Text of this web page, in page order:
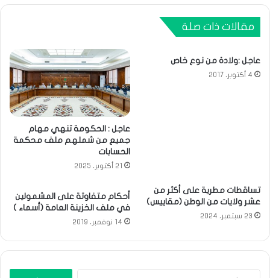
مقالات ذات صلة
عاجل :ولادة من نوع خاص
4 أكتوبر، 2017
عاجل : الحكومة تنهي مهام
جميع من شملهم ملف محكمة
الحسابات
21 أكتوبر، 2025
تساقطات مطرية على أكثر من
عشر ولايات من الوطن (مقاييس)
23 سبتمبر، 2024
أحكام متفاوتة على المشمولين
في ملف الخزينة العامة (أسماء )
14 نوفمبر، 2019